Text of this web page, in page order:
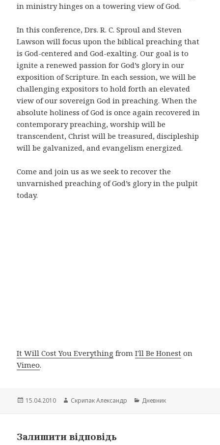
in ministry hinges on a towering view of God.
In this conference, Drs. R. C. Sproul and Steven
Lawson will focus upon the biblical preaching that
is God-centered and God-exalting. Our goal is to
ignite a renewed passion for God’s glory in our
exposition of Scripture. In each session, we will be
challenging expositors to hold forth an elevated
view of our sovereign God in preaching. When the
absolute holiness of God is once again recovered in
contemporary preaching, worship will be
transcendent, Christ will be treasured, discipleship
will be galvanized, and evangelism energized.
Come and join us as we seek to recover the
unvarnished preaching of God’s glory in the pulpit
today.
It Will Cost You Everything fromI'll Be Honest on
Vimeo.
Опубліковано
15.04.2010 Автор
Скрипак Александр Категорії
Дневник
Залишити відповідь